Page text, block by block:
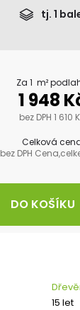
tj. 1
Za 1 m²
1 948
bez DPH 1 610
Celková
bez DPH
DO KOŠÍKU
15 let